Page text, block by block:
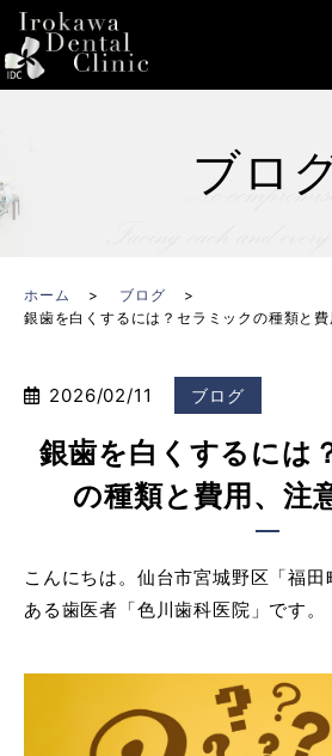
ブロ
ホーム
ブログ
銀歯を白くするには？セラミックの種類と
2026/02/11 ブログ
銀歯を白くするには
の種類と費用、注
こんにちは。仙台市宮城野区「福
ある歯医者「色川歯科医院」です。